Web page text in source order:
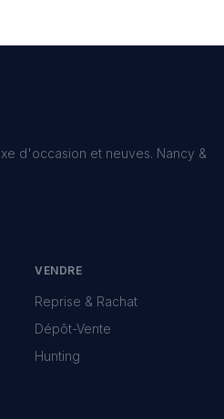
d'occasion et neuves. Nancy &
VENDRE
Reprise & Rachat
Dépôt-Vente
Hunting